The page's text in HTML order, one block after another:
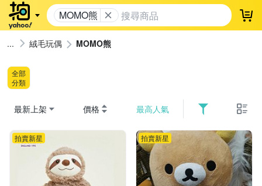
MOMO熊 登
絨毛玩偶 MOMO熊
全部
分類
最新上架 價格 最高人氣
拍賣新星 拍賣新星